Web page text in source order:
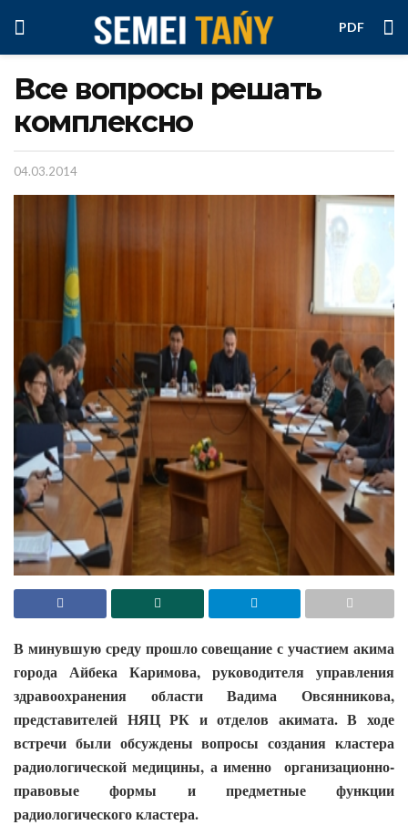
PDF
Все вопросы решать
комплексно
04.03.2014
В минувшую среду прошло совещание с участием акима
города Айбека Каримова, руководителя управления
здравоохранения области Вадима Овсянникова,
представителей НЯЦ РК и отделов акимата. В ходе
встречи были обсуждены вопросы создания кластера
радиологической медицины, а именно организационно-
правовые формы и предметные функции
радиологического кластера.